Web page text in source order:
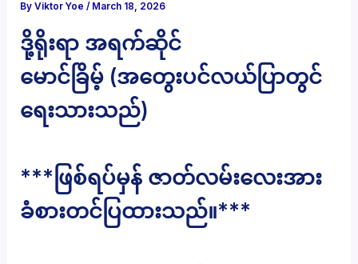
ByViktor Yoe/ March 18, 2026
ဒို့ရိုးရာ အရက်ဆိုင်
မောင်ခြိမ့် (အတွေးပင်လယ်ပြာတွင်
ရေးသားသည်)
***ဖြစ်ရပ်မှန် ဇာတ်လမ်းလေးအား
ခံစားတင်ပြထားသည်။***